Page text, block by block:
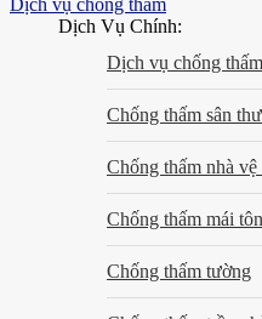
Dịch vụ chống thấm
Dịch Vụ Chính:
Dịch vụ chống thấm
Chống thấm sân
Chống thấm nhà vệ
Chống thấm mái tôn
Chống thấm tường